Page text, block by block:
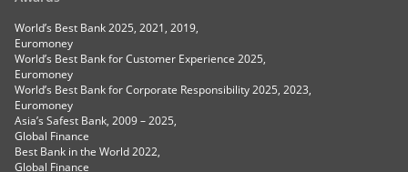
World’s Best Bank 2025, 2021, 2019,
Euromoney
World’s Best Bank for Customer Experience 2025,
Euromoney
World’s Best Bank for Corporate Responsibility 2025, 2023,
Euromoney
Asia’s Safest Bank, 2009 – 2025,
Global Finance
Best Bank in the World 2022,
Global Finance